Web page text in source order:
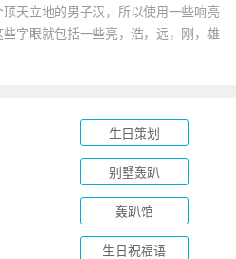
天立地的男子汉，所以使用一些响亮
字眼就包括一些亮，浩，远，刚，雄
生日策划
别墅轰趴
轰趴馆
生日祝福语